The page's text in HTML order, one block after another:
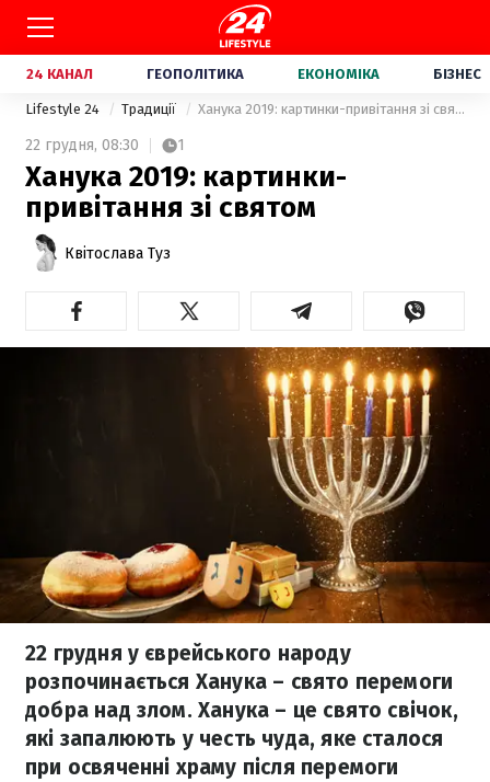
24 КАНАЛ ГЕОПОЛІТИКА ЕКОНОМІКА БІЗНЕС
Lifestyle 24 Традиції Ханука 2019: картинки-привітання зі святом
22 грудня, 08:30 1
Ханука 2019: картинки-
привітання зі святом
Квітослава Туз
22 грудня у єврейського народу
розпочинається Ханука – свято перемоги
добра над злом. Ханука – це свято свічок,
які запалюють у честь чуда, яке сталося
при освяченні храму після перемоги